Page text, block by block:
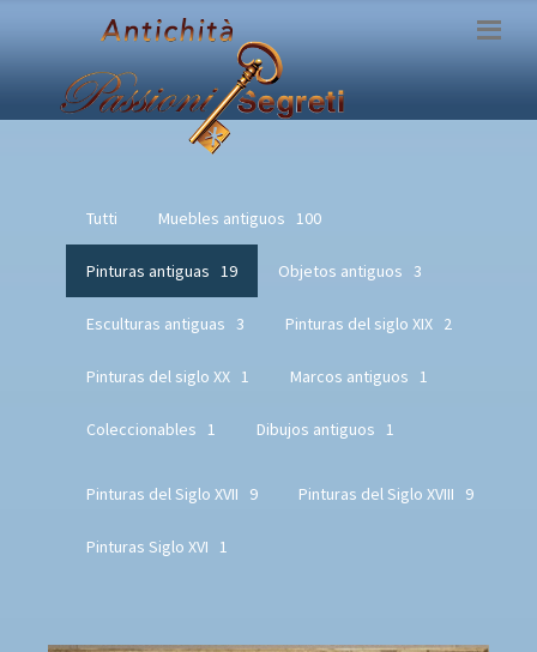
Tutti Muebles antiguos 100
Pinturas antiguas 19 Objetos antiguos 3
Esculturas antiguas 3 Pinturas del siglo XIX 2
Pinturas del siglo XX 1 Marcos antiguos 1
Coleccionables 1 Dibujos antiguos 1
Pinturas del Siglo XVII 9 Pinturas del Siglo XVIII 9
Pinturas Siglo XVI 1